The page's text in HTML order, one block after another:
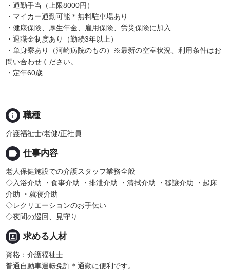
・通勤手当（上限8000円）
・マイカー通勤可能＊無料駐車場あり
・健康保険、厚生年金、雇用保険、労災保険に加入
・退職金制度あり（勤続3年以上）
・単身寮あり（河崎病院のもの）※最新の空室状況、利用条件はお
問い合わせください。
・定年60歳
info 職種
介護福祉士/老健/正社員
label 仕事内容
老人保健施設での介護スタッフ業務全般
◇入浴介助 ・食事介助 ・排泄介助 ・清拭介助 ・移譲介助 ・起床
介助 ・就寝介助
◇レクリエーションのお手伝い
◇夜間の巡回、見守り
portrait 求める人材
資格：介護福祉士
普通自動車運転免許＊通勤に便利です。